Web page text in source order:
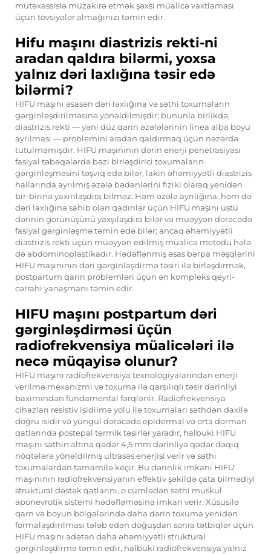
mütəxəssislə müzakirə etmək şəxsi müalicə vaxtlaması
üçün tövsiyələr almağınızı təmin edir.
Hifu maşını diastrizis rekti-ni
aradan qaldıra bilərmi, yoxsa
yalnız dəri laxlığına təsir edə
bilərmi?
HIFU maşını əsasən dəri laxlığına və səthi toxumaların
gərginləşdirilməsinə yönəldilmişdir; bununla birlikdə,
diastrizis rekti — yəni düz qarın əzələlərinin linea alba boyu
ayrılması — problemini aradan qaldırmaq üçün nəzərdə
tutulmamışdır. HIFU maşınının dərin enerji penetrasiyası
fasiyal təbəqələrdə bəzi birləşdirici toxumaların
gərginləşməsini təşviq edə bilər, lakin əhəmiyyətli diastrizis
hallarında ayrılmış əzələ bədənlərini fiziki olaraq yenidən
bir-birinə yaxınlaşdıra bilməz. Həm əzələ ayrılığına, həm də
dəri laxlığına sahib olan qadınlar üçün HIFU maşını üstü
dərinin görünüşünü yaxşılaşdıra bilər və müəyyən dərəcədə
fasiyal gərginləşmə təmin edə bilər; ancaq əhəmiyyətli
diastrizis rekti üçün müəyyən edilmiş müalicə metodu hələ
də abdominoplastikadır. Hədəflənmiş əsas bərpa məşqlərini
HIFU maşınının dəri gərginləşdirmə təsiri ilə birləşdirmək,
postpartum qarın problemləri üçün ən kompleks qeyri-
cərrahi yanaşmanı təmin edir.
HIFU maşını postpartum dəri
gərginləşdirməsi üçün
radiofrekvensiya müalicələri ilə
necə müqayisə olunur?
HIFU maşını radiofrekvensiya texnologiyalarından enerji
verilmə mexanizmi və toxuma ilə qarşılıqlı təsir dərinliyi
baxımından fundamental fərqlənir. Radiofrekvensiya
cihazları resistiv isidilmə yolu ilə toxumaları səthdən daxilə
doğru isidir və yüngül dərəcədə epidermal və orta dərman
qatlarında postepal termik təsirlər yaradır, halbuki HIFU
maşını səthin altına qədər 4,5 mm dərinliyə qədər dəqiq
nöqtələrə yönəldilmiş ultrasəs enerjisi verir və səthi
toxumalardan tamamilə keçir. Bu dərinlik imkanı HIFU
maşınının radiofrekvensiyanın effektiv şəkildə çata bilmədiyi
struktural dəstək qatlarını, o cümlədən səthi muskul
aponevrotik sistemi hədəfləməsinə imkan verir. Xüsusilə
qarn və boyun bölgələrində daha dərin toxuma yenidən
formalaşdırılması tələb edən doğuşdan sonra tətbiqlər üçün
HIFU maşını adətən daha əhəmiyyətli struktural
gərginləşdirmə təmin edir, halbuki radiofrekvensiya yalnız